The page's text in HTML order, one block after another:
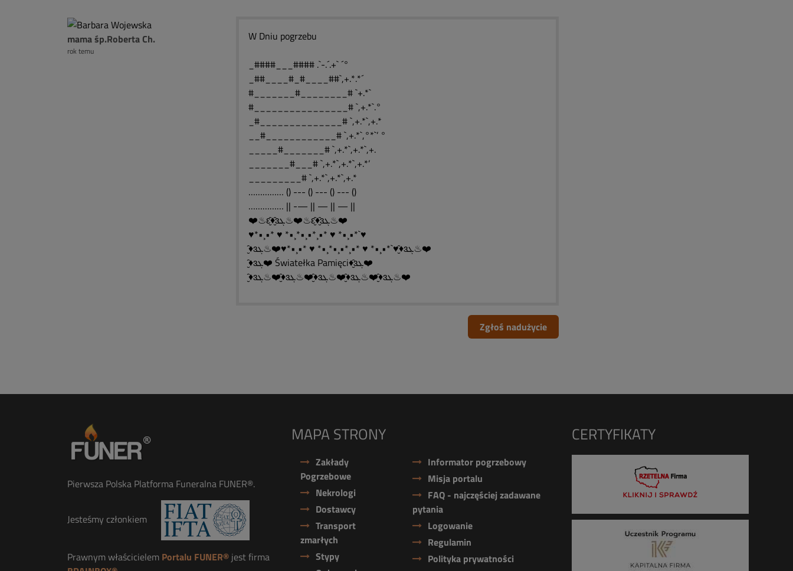
mama śp.Roberta Ch.
rok temu
W Dniu pogrzebu
_####___#### .`-.´.+` ´°
_##____#_#____##`,+.*.*´
#_______#________# `+.*`
#________________# `,+.*`.°
_#______________# `,+.*`,+.*
__#____________# `,+.*`,°*`’ °
_____#_______# `,+.*`,+.*`,+.
_______#___# `,+.*`,+.*`,+.*’
_________# `,+.*`,+.*`,+.*
…………… () --- () --- () --- ()
…………… || -— || — || — ||
❤️♨ԑ̮̑♦̮̑ɜܓ♨❤️♨ԑ̮̑♦̮̑ɜܓ♨❤️
♥*•¸•* ♥ *•¸*•¸•*¸•* ♥ *•¸•*`♥
♦̮̑ɜܓ♨❤️♥*•¸•* ♥ *•¸*•¸•*¸•* ♥ *•¸•*`♥♦̮̑ɜܓ♨❤️
♦̮̑ɜܓ❤️ Światełka Pamięci♦̮̑ɜܓ❤️
♦̮̑ɜܓ♨❤️♦̮̑ɜܓ♨❤️♦̮̑ɜܓ♨❤️♦̮̑ɜܓ♨❤️♦̮̑ɜܓ♨❤️
Zgłoś nadużycie
Pierwsza Polska Platforma Funeralna FUNER®.
Jesteśmy członkiem
Prawnym właścicielem Portalu FUNER® jest firma
MAPA STRONY
Zakłady
Pogrzebowe
Nekrologi
Dostawcy
Transport
zmarłych
Stypy
Informator pogrzebowy
Misja portalu
FAQ - najczęściej zadawane
pytania
Logowanie
Regulamin
Polityka prywatności
CERTYFIKATY